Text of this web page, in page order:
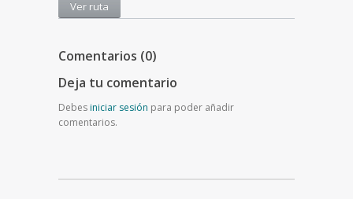
Comentarios (0)
Deja tu comentario
Debesiniciar sesión para poder añadir
comentarios.